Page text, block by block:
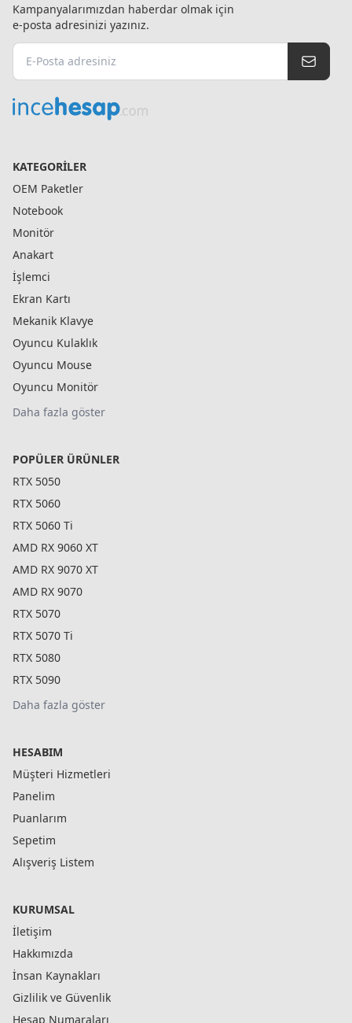
Kampanyalarımızdan haberdar olmak için
e-posta adresinizi yazınız.
KATEGORILER
OEM Paketler
Notebook
Monitör
Anakart
İşlemci
Ekran Kartı
Mekanik Klavye
Oyuncu Kulaklık
Oyuncu Mouse
Oyuncu Monitör
Daha fazla göster
POPÜLER ÜRÜNLER
RTX 5050
RTX 5060
RTX 5060 Ti
AMD RX 9060 XT
AMD RX 9070 XT
AMD RX 9070
RTX 5070
RTX 5070 Ti
RTX 5080
RTX 5090
Daha fazla göster
HESABIM
Müşteri Hizmetleri
Panelim
Puanlarım
Sepetim
Alışveriş Listem
KURUMSAL
İletişim
Hakkımızda
İnsan Kaynakları
Gizlilik ve Güvenlik
Hesap Numaraları